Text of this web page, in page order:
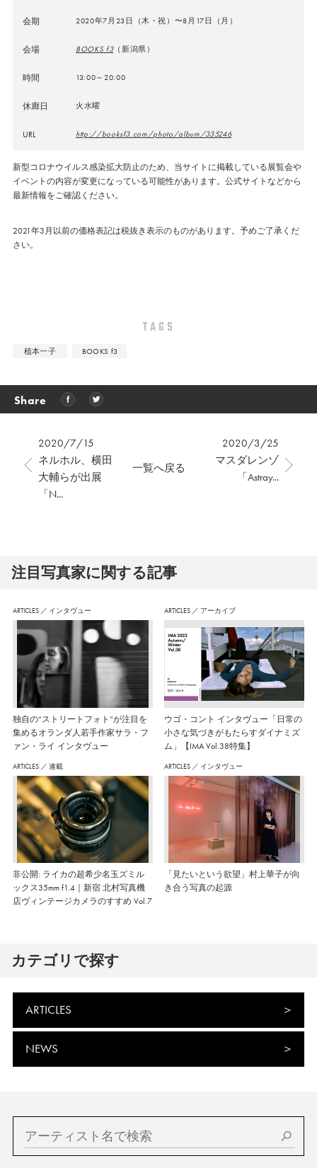
会期 2020年7月23日（木・祝）〜8月17日（月）
会場 BOOKS f3（新潟県）
時間 13:00～20:00
休廊日 火水曜
URL http://booksf3.com/photo/album/335246
新型コロナウイルス感染拡大防止のため、当サイトに掲載している展覧会や
イベントの内容が変更になっている可能性があります。公式サイトなどから
最新情報をご確認ください。
2021年3月以前の価格表記は税抜き表示のものがあります。予めご了承くだ
さい。
TAGS
植本一子 BOOKS f3
Share
2020/7/15
ネルホル、横田
大輔らが出展
「N...
2020/3/25
マスダレンゾ
「Astray...
一覧へ戻る
注⽬写真家に関する記事
ARTICLES ／ インタヴュー
独自の“ストリートフォト”が注目を
集めるオランダ人若手作家サラ・フ
ァン・ライ インタヴュー
ARTICLES ／ アーカイブ
ウゴ・コント インタヴュー「日常の
小さな気づきがもたらすダイナミズ
ム」【IMA Vol.38特集】
ARTICLES ／ 連載
非公開: ライカの超希少名玉ズミル
ックス35mm f1.4｜新宿 北村写真機
店ヴィンテージカメラのすすめ Vol.7
ARTICLES ／ インタヴュー
「見たいという欲望」村上華子が向
き合う写真の起源
カテゴリで探す
ARTICLES
NEWS